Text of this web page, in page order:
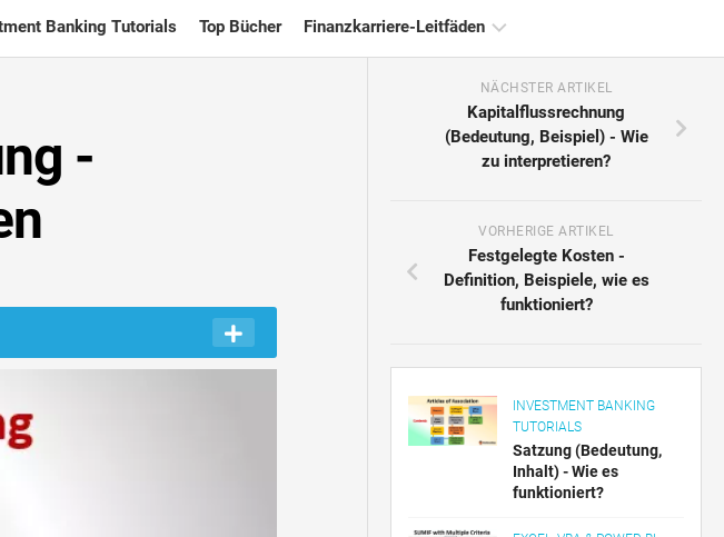
Banking Tutorials Top Bücher Finanzkarriere-Leitfäden
Risikomanagement-
-
NÄCHSTER ARTIKEL
Kapitalflussrechnung
(Bedeutung, Beispiel) - Wie
zu interpretieren?
VORHERIGE ARTIKEL
Festgelegte Kosten -
Definition, Beispiele, wie es
funktioniert?
INVESTMENT BANKING
TUTORIALS
Satzung (Bedeutung,
Inhalt) - Wie es
funktioniert?